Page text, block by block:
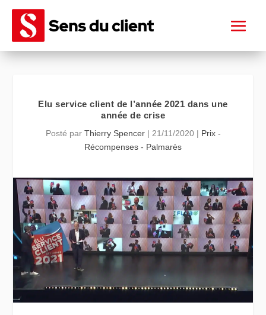
Elu service client de l’année 2021 dans une
année de crise
Posté par Thierry Spencer| 21/11/2020| Prix -
Récompenses - Palmarès